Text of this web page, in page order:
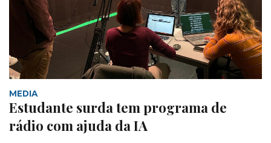
MEDIA
Estudante surda tem programa de
rádio com ajuda da IA